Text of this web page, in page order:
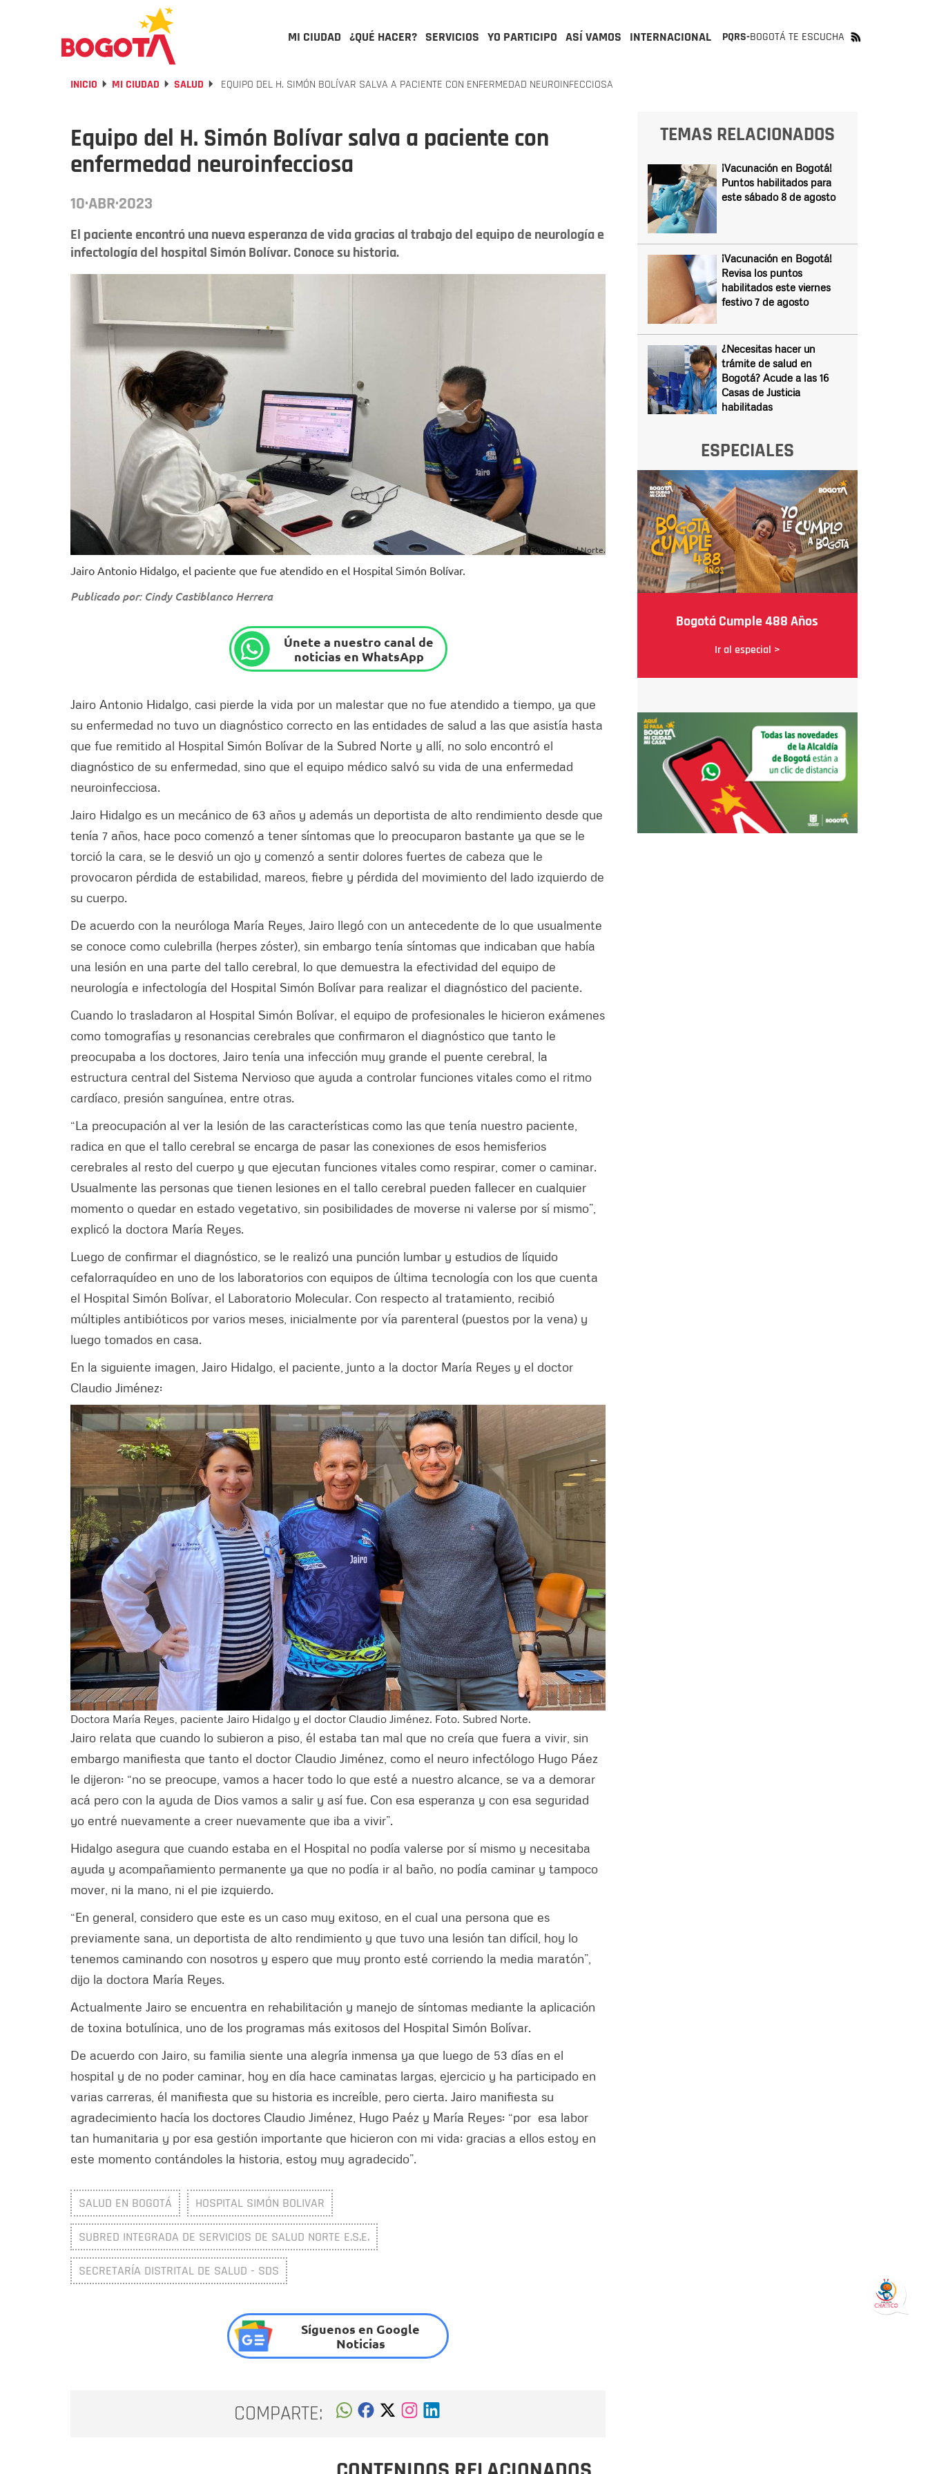
MI CIUDAD ¿QUÉ HACER? SERVICIOS YO PARTICIPO ASÍ VAMOS INTERNACIONAL PQRS-BOGOTÁ TE ESCUCHA
INICIO MI CIUDAD SALUD EQUIPO DEL H. SIMÓN BOLÍVAR SALVA A PACIENTE CON ENFERMEDAD NEUROINFECCIOSA
Equipo del H. Simón Bolívar salva a paciente con
enfermedad neuroinfecciosa
10·ABR·2023
El paciente encontró una nueva esperanza de vida gracias al trabajo del equipo de neurología e
infectología del hospital Simón Bolívar. Conoce su historia.
Foto. Subred Norte.
Jairo Antonio Hidalgo, el paciente que fue atendido en el Hospital Simón Bolívar.
Publicado por: Cindy Castiblanco Herrera
Únete a nuestro canal de
noticias en WhatsApp
Jairo Antonio Hidalgo, casi pierde la vida por un malestar que no fue atendido a tiempo, ya que
su enfermedad no tuvo un diagnóstico correcto en las entidades de salud a las que asistía hasta
que fue remitido al Hospital Simón Bolívar de la Subred Norte y allí, no solo encontró el
diagnóstico de su enfermedad, sino que el equipo médico salvó su vida de una enfermedad
neuroinfecciosa.
Jairo Hidalgo es un mecánico de 63 años y además un deportista de alto rendimiento desde que
tenía 7 años, hace poco comenzó a tener síntomas que lo preocuparon bastante ya que se le
torció la cara, se le desvió un ojo y comenzó a sentir dolores fuertes de cabeza que le
provocaron pérdida de estabilidad, mareos, fiebre y pérdida del movimiento del lado izquierdo de
su cuerpo.
De acuerdo con la neuróloga María Reyes, Jairo llegó con un antecedente de lo que usualmente
se conoce como culebrilla (herpes zóster), sin embargo tenía síntomas que indicaban que había
una lesión en una parte del tallo cerebral, lo que demuestra la efectividad del equipo de
neurología e infectología del Hospital Simón Bolívar para realizar el diagnóstico del paciente.
Cuando lo trasladaron al Hospital Simón Bolívar, el equipo de profesionales le hicieron exámenes
como tomografías y resonancias cerebrales que confirmaron el diagnóstico que tanto le
preocupaba a los doctores, Jairo tenía una infección muy grande el puente cerebral, la
estructura central del Sistema Nervioso que ayuda a controlar funciones vitales como el ritmo
cardíaco, presión sanguínea, entre otras.
“La preocupación al ver la lesión de las características como las que tenía nuestro paciente,
radica en que el tallo cerebral se encarga de pasar las conexiones de esos hemisferios
cerebrales al resto del cuerpo y que ejecutan funciones vitales como respirar, comer o caminar.
Usualmente las personas que tienen lesiones en el tallo cerebral pueden fallecer en cualquier
momento o quedar en estado vegetativo, sin posibilidades de moverse ni valerse por sí mismo”,
explicó la doctora María Reyes.
Luego de confirmar el diagnóstico, se le realizó una punción lumbar y estudios de líquido
cefalorraquídeo en uno de los laboratorios con equipos de última tecnología con los que cuenta
el Hospital Simón Bolívar, el Laboratorio Molecular. Con respecto al tratamiento, recibió
múltiples antibióticos por varios meses, inicialmente por vía parenteral (puestos por la vena) y
luego tomados en casa.
En la siguiente imagen, Jairo Hidalgo, el paciente, junto a la doctor María Reyes y el doctor
Claudio Jiménez:
Doctora María Reyes, paciente Jairo Hidalgo y el doctor Claudio Jiménez. Foto. Subred Norte.
Jairo relata que cuando lo subieron a piso, él estaba tan mal que no creía que fuera a vivir, sin
embargo manifiesta que tanto el doctor Claudio Jiménez, como el neuro infectólogo Hugo Páez
le dijeron: “no se preocupe, vamos a hacer todo lo que esté a nuestro alcance, se va a demorar
acá pero con la ayuda de Dios vamos a salir y así fue. Con esa esperanza y con esa seguridad
yo entré nuevamente a creer nuevamente que iba a vivir”.
Hidalgo asegura que cuando estaba en el Hospital no podía valerse por sí mismo y necesitaba
ayuda y acompañamiento permanente ya que no podía ir al baño, no podía caminar y tampoco
mover, ni la mano, ni el pie izquierdo.
“En general, considero que este es un caso muy exitoso, en el cual una persona que es
previamente sana, un deportista de alto rendimiento y que tuvo una lesión tan difícil, hoy lo
tenemos caminando con nosotros y espero que muy pronto esté corriendo la media maratón”,
dijo la doctora María Reyes.
Actualmente Jairo se encuentra en rehabilitación y manejo de síntomas mediante la aplicación
de toxina botulínica, uno de los programas más exitosos del Hospital Simón Bolívar.
De acuerdo con Jairo, su familia siente una alegría inmensa ya que luego de 53 días en el
hospital y de no poder caminar, hoy en día hace caminatas largas, ejercicio y ha participado en
varias carreras, él manifiesta que su historia es increíble, pero cierta. Jairo manifiesta su
agradecimiento hacía los doctores Claudio Jiménez, Hugo Paéz y María Reyes: “por esa labor
tan humanitaria y por esa gestión importante que hicieron con mi vida; gracias a ellos estoy en
este momento contándoles la historia, estoy muy agradecido”.
SALUD EN BOGOTÁ HOSPITAL SIMÓN BOLIVAR
SUBRED INTEGRADA DE SERVICIOS DE SALUD NORTE E.S.E.
SECRETARÍA DISTRITAL DE SALUD - SDS
Síguenos en Google
Noticias
COMPARTE:
TEMAS RELACIONADOS
¡Vacunación en Bogotá!
Puntos habilitados para
este sábado 8 de agosto
¡Vacunación en Bogotá!
Revisa los puntos
habilitados este viernes
festivo 7 de agosto
¿Necesitas hacer un
trámite de salud en
Bogotá? Acude a las 16
Casas de Justicia
habilitadas
ESPECIALES
Bogotá Cumple 488 Años
Ir al especial >